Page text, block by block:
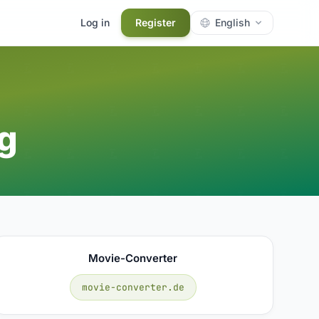
Log in Register English
Movie-Converter
movie-converter.de